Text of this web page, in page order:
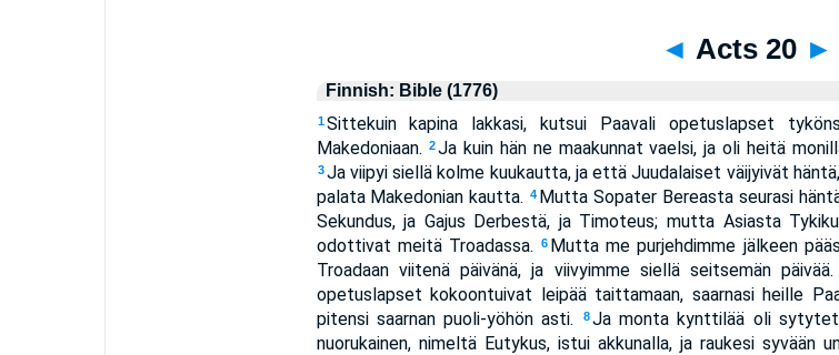
◄ Acts 20 ►
Finnish: Bible (1776)
1 Sittekuin kapina lakkasi, kutsui Paavali opetuslapset
Makedoniaan.
2Ja kuin hän ne maakunnat vaelsi, ja oli heitä
3 Ja viipyi siellä kolme kuukautta, ja että Juudalaiset väijyivät
palata Makedonian kautta.
4 Mutta Sopater Bereasta seurasi
Sekundus, ja Gajus Derbestä, ja Timoteus; mutta Asiasta
odottivat meitä Troadassa.
6 Mutta me purjehdimme jälkeen
Troadaan viitenä päivänä, ja viivyimme siellä seitsemän päivää.
opetuslapset kokoontuivat leipää taittamaan, saarnasi heille
pitensi saarnan puoli-yöhön asti.
8Ja monta kynttilää oli
nuorukainen, nimeltä Eutykus, istui akkunalla, ja raukesi syvään